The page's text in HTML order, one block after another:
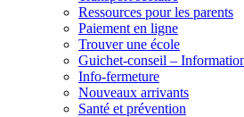
Ressources pour les parents
Paiement en ligne
Trouver une école
Guichet-conseil –
Info-fermeture
Nouveaux arrivants
Santé et prévention